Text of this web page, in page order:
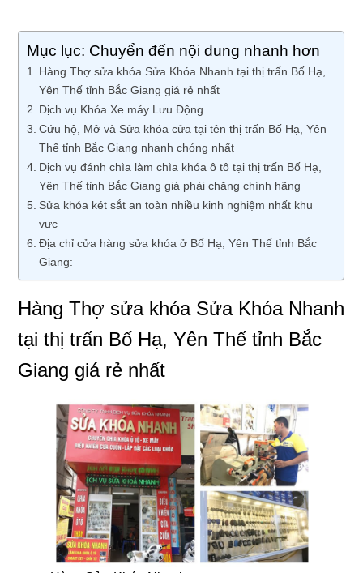
Mục lục: Chuyển đến nội dung nhanh hơn
Hàng Thợ sửa khóa Sửa Khóa Nhanh tại thị trấn Bố Hạ,
Yên Thế tỉnh Bắc Giang giá rẻ nhất
Dịch vụ Khóa Xe máy Lưu Động
Cứu hộ, Mở và Sửa khóa cửa tại tên thị trấn Bố Hạ, Yên
Thế tỉnh Bắc Giang nhanh chóng nhất
Dịch vụ đánh chìa làm chìa khóa ô tô tại thị trấn Bố Hạ,
Yên Thế tỉnh Bắc Giang giá phải chăng chính hãng
Sửa khóa két sắt an toàn nhiều kinh nghiệm nhất khu
vực
Địa chỉ cửa hàng sửa khóa ở Bố Hạ, Yên Thế tỉnh Bắc
Giang:
Hàng Thợ sửa khóa Sửa Khóa Nhanh
tại thị trấn Bố Hạ, Yên Thế tỉnh Bắc
Giang giá rẻ nhất